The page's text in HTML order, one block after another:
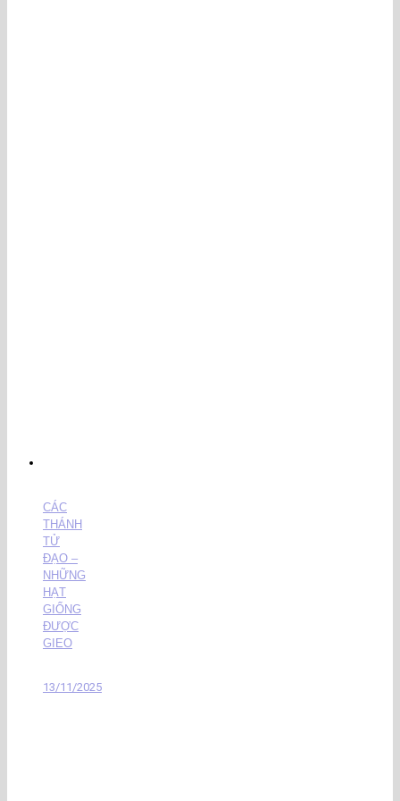
CÁC
THÁNH
TỬ
ĐẠO –
NHỮNG
HẠT
GIỐNG
ĐƯỢC
GIEO
13/11/2025